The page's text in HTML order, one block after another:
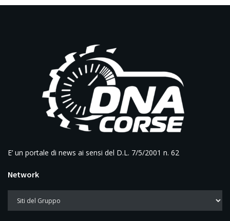
E’ un portale di news ai sensi del D.L. 7/5/2001 n. 62
Network